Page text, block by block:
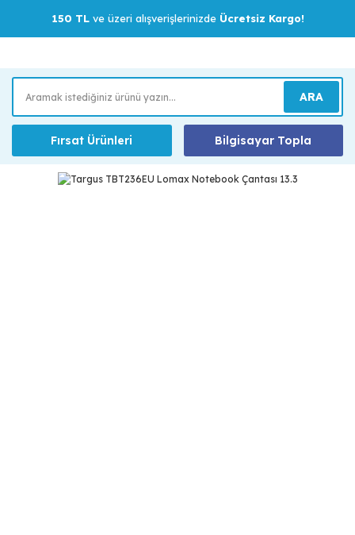
150 TLve üzeri alışverişlerinizde Ücretsiz Kargo!
ARA
Fırsat Ürünleri Bilgisayar Topla